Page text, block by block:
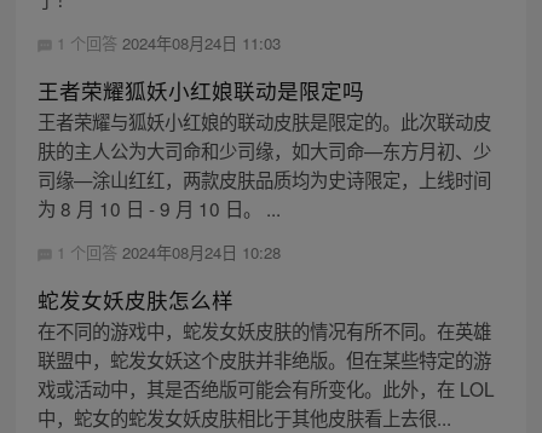
1 个回答 2024年08月24日 11:03
王者荣耀狐妖小红娘联动是限定吗
王者荣耀与狐妖小红娘的联动皮肤是限定的。此次联动皮
肤的主人公为大司命和少司缘，如大司命—东方月初、少
司缘—涂山红红，两款皮肤品质均为史诗限定，上线时间
为 8 月 10 日 - 9 月 10 日。 ...
1 个回答 2024年08月24日 10:28
蛇发女妖皮肤怎么样
在不同的游戏中，蛇发女妖皮肤的情况有所不同。在英雄
联盟中，蛇发女妖这个皮肤并非绝版。但在某些特定的游
戏或活动中，其是否绝版可能会有所变化。此外，在 LOL
中，蛇女的蛇发女妖皮肤相比于其他皮肤看上去很...